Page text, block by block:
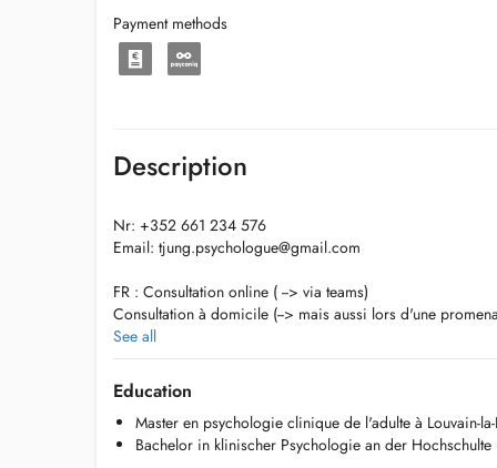
Payment methods
Description
Nr: +352 661 234 576
Email: tjung.psychologue@gmail.com
FR : Consultation online ( --> via teams)
Consultation à domicile (--> mais aussi lors d'une
Lux : Online Konsultatiounen ( --> via Teams )
Konsultatiounen à domicile (--> awer och wärend engem
Dir wëllt, asw.))
DE : Online-Beratung ( --> via teams )
Hausbesuche (--> aber auch bei einem Spaziergang, wo
Eng : online consultation (--> via teams)
See all
Education
Master en psychologie clinique de l'adulte à Louvain-
Bachelor in klinischer Psychologie an der Hochschulte